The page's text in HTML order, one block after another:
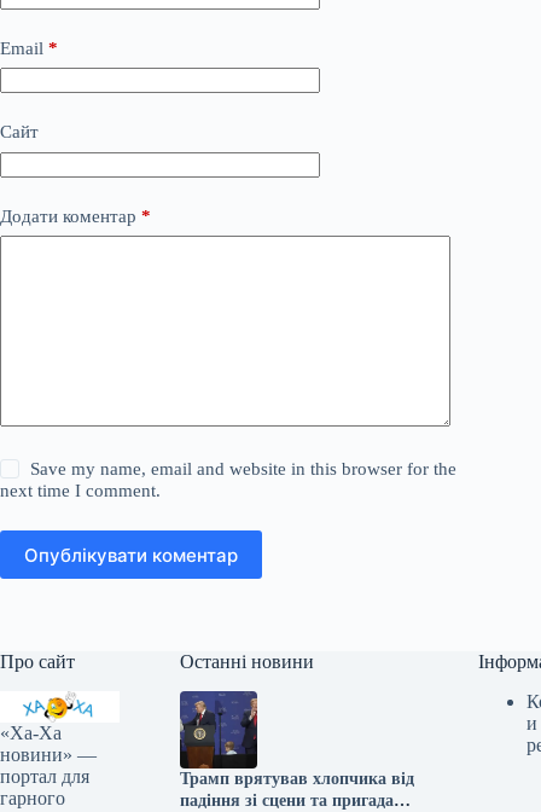
Email *
Сайт
Додати коментар *
Save my name, email and website in this browser for the
next time I comment.
Опублікувати коментар
Про сайт
«Ха-Ха
новини» —
портал для
гарного
Останні новини
Трамп врятував хлопчика від
падіння зі сцени та пригадав
и